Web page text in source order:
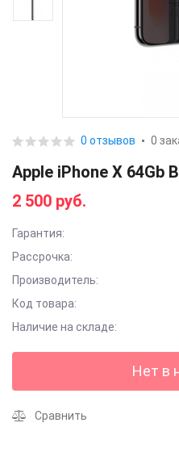
0 отзывов 0
Apple iPhone X 64Gb
2 500 руб.
Гарантия:
Рассрочка:
Производитель:
Код товара:
Наличие на складе:
Нет в
Сравнить